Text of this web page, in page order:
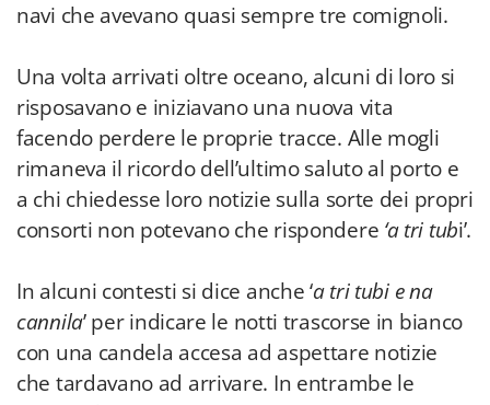
navi che avevano quasi sempre tre comignoli.
Una volta arrivati oltre oceano, alcuni di loro si
risposavano e iniziavano una nuova vita
facendo perdere le proprie tracce. Alle mogli
rimaneva il ricordo dell’ultimo saluto al porto e
a chi chiedesse loro notizie sulla sorte dei propri
consorti non potevano che rispondere ‘a tri tubi’.
In alcuni contesti si dice anche ‘a tri tubi e na
cannila’ per indicare le notti trascorse in bianco
con una candela accesa ad aspettare notizie
che tardavano ad arrivare. In entrambe le